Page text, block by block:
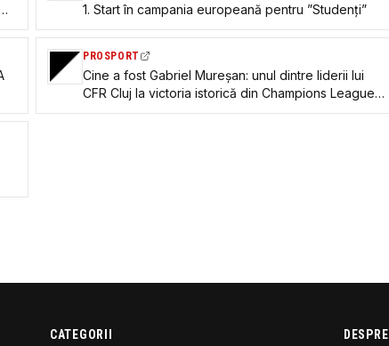
1. Start în campania europeană pentru ”Studenți”
PROSPORT
Cine a fost Gabriel Mureșan: unul dintre liderii lui
CFR Cluj la victoria istorică din Champions League
cu AS Roma
CATEGORII DESPRE